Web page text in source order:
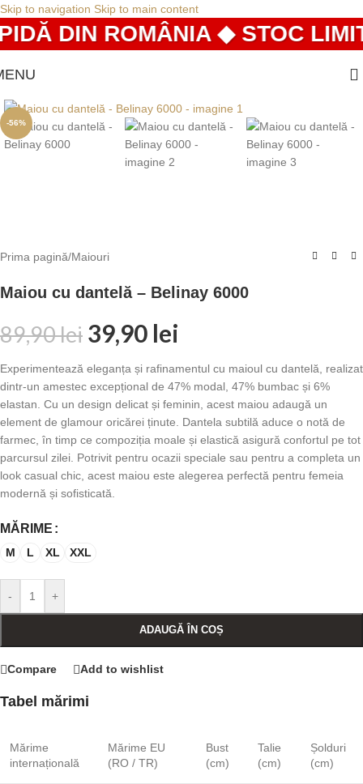
Skip to navigation Skip to main content
DIN ROMÂNIA ◆ STOC
-56%
Prima pagină/Maiouri
Maiou cu dantelă – Belinay 6000
89,90lei 39,90 lei
Experimentează eleganța și rafinamentul cu maioul cu dantelă, realizat
dintr-un amestec excepțional de 47% modal, 47% bumbac și 6%
elastan. Cu un design delicat și feminin, acest maiou adaugă un
element de glamour oricărei ținute. Dantela subtilă aduce o notă de
farmec, în timp ce compoziția moale și elastică asigură confortul pe tot
parcursul zilei. Potrivit pentru ocazii speciale sau pentru a completa un
look casual chic, acest maiou este alegerea perfectă pentru femeia
modernă și sofisticată.
MĂRIME
M L XL XXL
- +
ADAUGĂ ÎN COȘ
Compare Add to wishlist
Tabel mărimi
Mărime
internațională
Mărime EU
(RO / TR)
Bust
(cm)
Talie
(cm)
Șolduri
(cm)